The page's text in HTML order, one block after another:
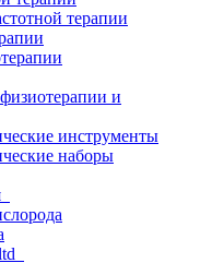
терапии
и
инструменты
наборы